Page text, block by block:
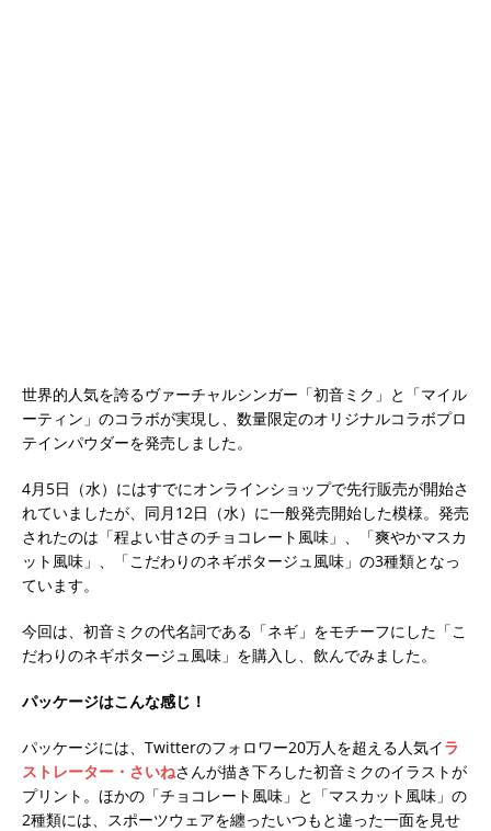
世界的人気を誇るヴァーチャルシンガー「初音ミク」と「マイル
ーティン」のコラボが実現し、数量限定のオリジナルコラボプロ
テインパウダーを発売しました。
4月5日（水）にはすでにオンラインショップで先行販売が開始さ
れていましたが、同月12日（水）に一般発売開始した模様。発売
されたのは「程よい甘さのチョコレート風味」、「爽やかマスカ
ット風味」、「こだわりのネギポタージュ風味」の3種類となっ
ています。
今回は、初音ミクの代名詞である「ネギ」をモチーフにした「こ
だわりのネギポタージュ風味」を購入し、飲んでみました。
パッケージはこんな感じ！
パッケージには、Twitterのフォロワー20万人を超える人気イラ
ストレーター・さいねさんが描き下ろした初音ミクのイラストが
プリント。ほかの「チョコレート風味」と「マスカット風味」の
2種類には、スポーツウェアを纏ったいつもと違った一面を見せ